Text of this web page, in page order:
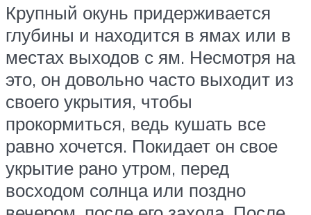
Крупный окунь придерживается
глубины и находится в ямах или в
местах выходов с ям. Несмотря на
это, он довольно часто выходит из
своего укрытия, чтобы
прокормиться, ведь кушать все
равно хочется. Покидает он свое
укрытие рано утром, перед
восходом солнца или поздно